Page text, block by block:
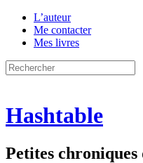
L’auteur
Me contacter
Mes livres
Hashtable
Petites